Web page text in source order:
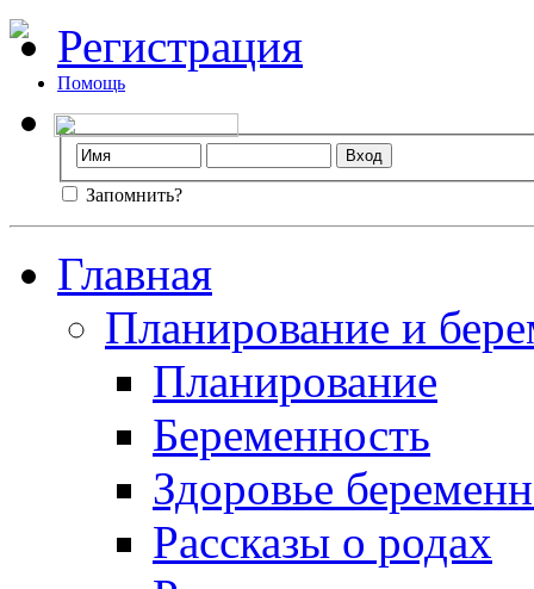
Регистрация
Помощь
Запомнить?
Главная
Планирование и
Планирование
Беременность
Здоровье
Рассказы о родах